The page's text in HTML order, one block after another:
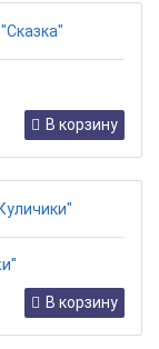
В корзину
В корзину